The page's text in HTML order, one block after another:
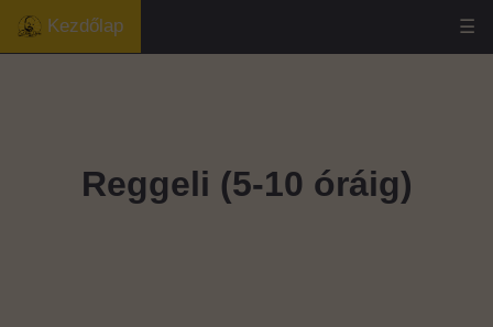
Kezdőlap ☰
Reggeli (5-10 óráig)